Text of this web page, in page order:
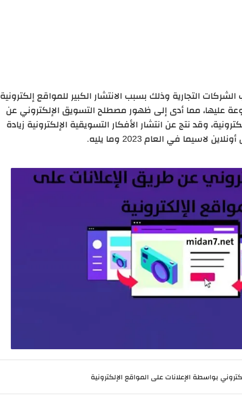
التجارية وذلك بسبب الانتشار الكبير للمواقع إلكترونية
عليها، مما أدى إلى ظهور مصطلح التسويق الإلكتروني عن
وقد نتج عن انتشار الأفكار التسويقية الإلكترونية زيادة
لاسيما في العام 2023 وما يليه.
بواسطة الإعلانات على المواقع الإلكترونية